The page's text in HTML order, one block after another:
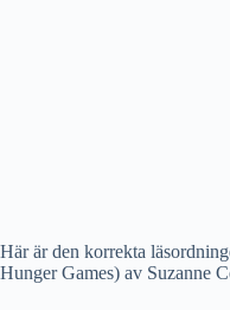
Här är den korrekta
Hunger Games) av Suzanne